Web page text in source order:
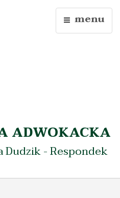
menu
ADWOKACKA
- Respondek